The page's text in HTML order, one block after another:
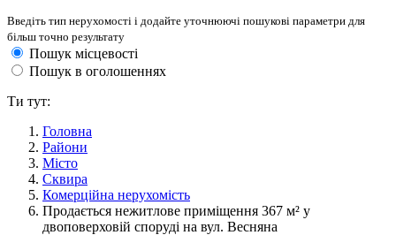
Введіть тип нерухомості і додайте уточнюючі пошукові параметри для
більш точно результату
Пошук місцевості
Пошук в оголошеннях
Ти тут:
Головна
Райони
Місто
Сквира
Комерційна нерухомість
Продається нежитлове приміщення 367 м² у
двоповерховій споруді на вул. Весняна